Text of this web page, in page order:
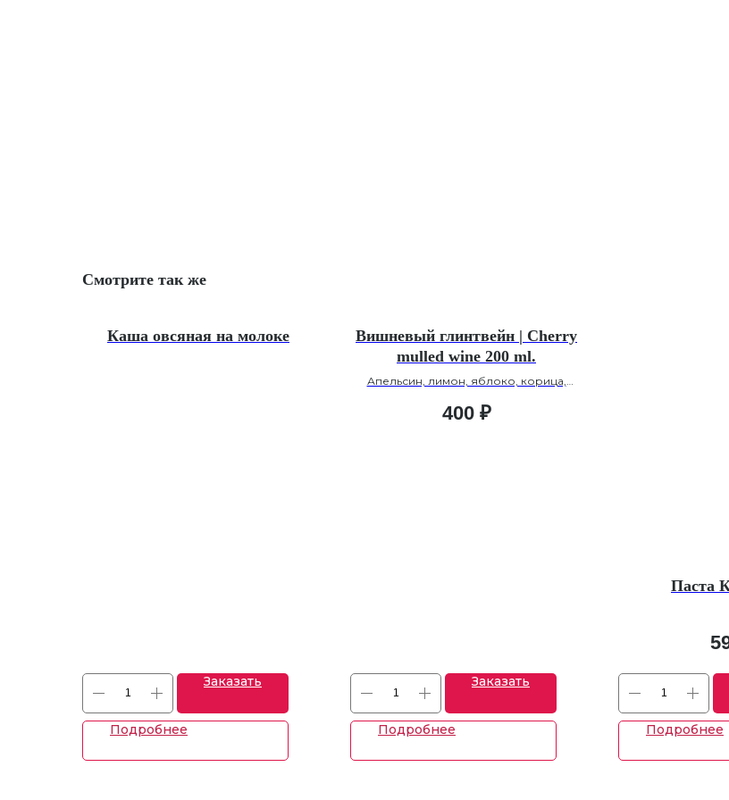
Смотрите так же
Каша овсяная на молоке
Заказать
Подробнее
Вишневый глинтвейн | Cherry
mulled wine 200 ml.
Апельсин, лимон, яблоко, корица,
вишневый сок | orange, lemon, apple,
cinnamon, cloves, currant syrup, cherry juice
400 ₽
Заказать
Подробнее
Паста
Подробнее